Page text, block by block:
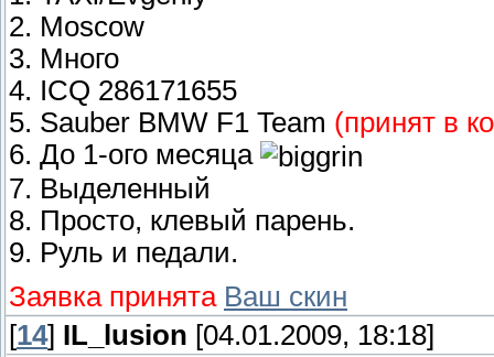
2. Moscow
3. Много
4. ICQ 286171655
5. Sauber BMW F1 Team (принят в
6. До 1-ого месяца
7. Выделенный
8. Просто, клевый парень.
9. Руль и педали.
Заявка принята Ваш скин
[14] IL_lusion [04.01.2009, 18:18]